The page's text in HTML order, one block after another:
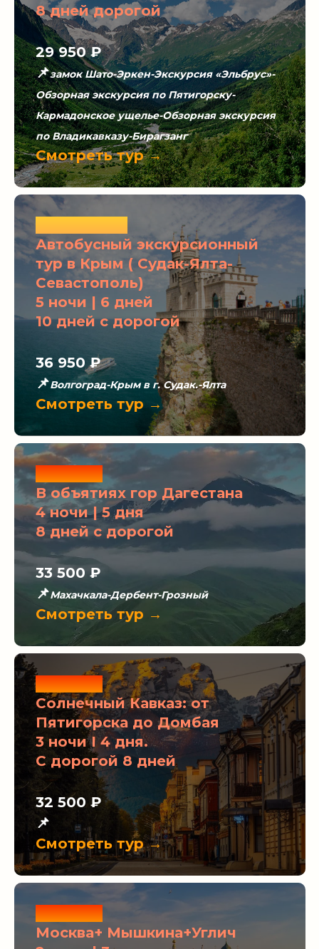
8 дней дорогой
29 950 ₽
📌замок Шато-Эркен-Экскурсия «Эльбрус»-
Обзорная экскурсия по Пятигорску-
Кармадонское ущелье-Обзорная экскурсия
по Владикавказу-Бирагзанг
Смотреть тур →
Автобусный экскурсионный
тур в Крым ( Судак-Ялта-
Севастополь)
5 ночи | 6 дней
10 дней с дорогой
36 950 ₽
📌Волгоград-Крым в г. Судак.-Ялта
Смотреть тур →
Новинка
В объятиях гор Дагестана
4 ночи | 5 дня
8 дней с дорогой
33 500 ₽
📌Махачкала-Дербент-Грозный
Смотреть тур →
Новинка
Солнечный Кавказ: от
Пятигорска до Домбая
3 ночи I 4 дня.
С дорогой 8 дней
32 500 ₽
📌
Смотреть тур →
Новинка
Москва+ Мышкина+Углич